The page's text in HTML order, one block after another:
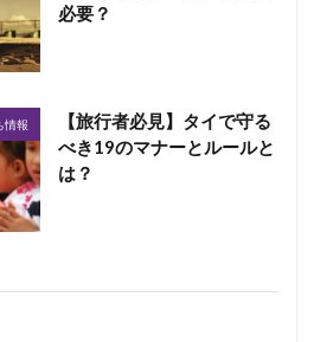
必要？
情報
【旅行者必見】タイで守る
べき19のマナーとルールと
は？